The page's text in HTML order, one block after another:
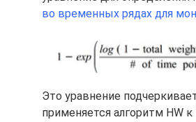
во временных рядах для
Это уравнение
применяется алгоритм HW